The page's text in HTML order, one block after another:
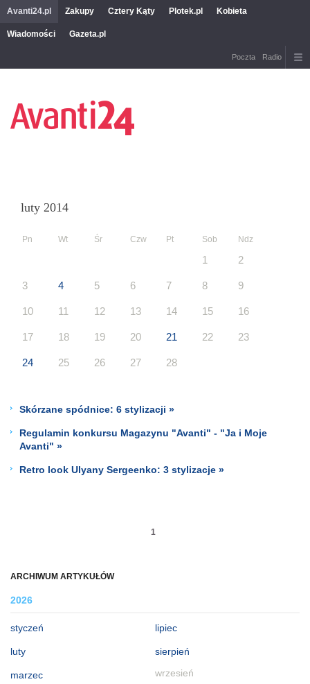
Avanti24.pl Zakupy Cztery Kąty Plotek.pl Kobieta
Wiadomości Gazeta.pl
Poczta Radio
ARCHIWUM ARTYKUŁÓW
2026
styczeń
luty
marzec
lipiec
sierpień
wrzesień
luty 2014
Pn Wt Śr Czw Pt Sob Ndz
1 2
3 4 5 6 7 8 9
10 11 12 13 14 15 16
17 18 19 20 21 22 23
24 25 26 27 28
Skórzane spódnice: 6 stylizacji »
Regulamin konkursu Magazynu "Avanti" - "Ja i Moje
Avanti" »
Retro look Ulyany Sergeenko: 3 stylizacje »
1